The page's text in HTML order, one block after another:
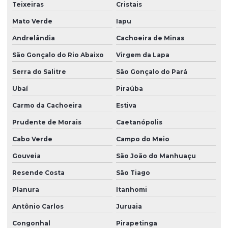
Teixeiras Cristais
Mato Verde Iapu
Andrelândia Cachoeira de Minas
São Gonçalo do Rio Abaixo Virgem da Lapa
Serra do Salitre São Gonçalo do Pará
Ubaí Piraúba
Carmo da Cachoeira Estiva
Prudente de Morais Caetanópolis
Cabo Verde Campo do Meio
Gouveia São João do Manhuaçu
Resende Costa São Tiago
Planura Itanhomi
Antônio Carlos Juruaia
Congonhal Pirapetinga